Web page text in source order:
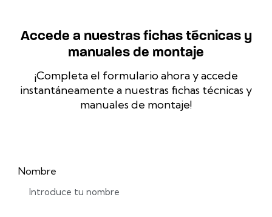
Accede a nuestras fichas técnicas y
manuales de montaje
¡Completa el formulario ahora y accede
instantáneamente a nuestras fichas técnicas y
manuales de montaje!
Nombre